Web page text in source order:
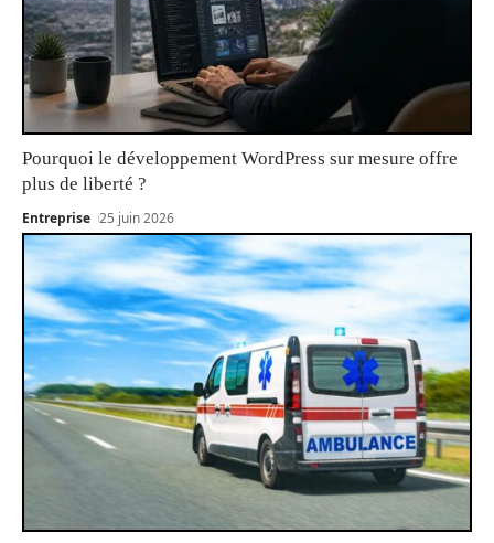
Pourquoi le développement WordPress sur mesure offre
plus de liberté ?
Entreprise 25 juin 2026